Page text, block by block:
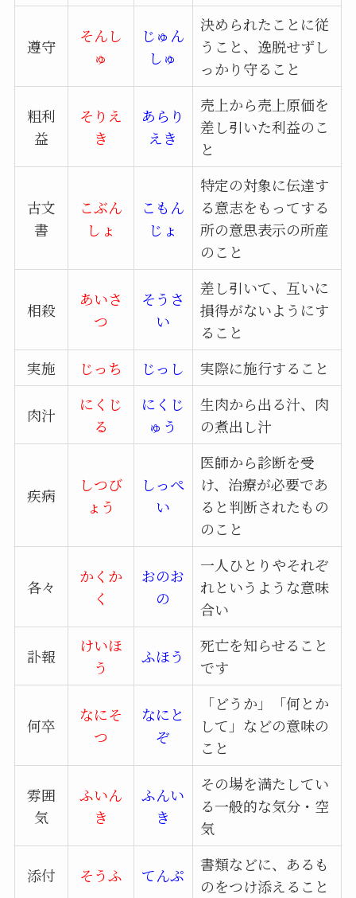
遵守
そんし
ゅ
じゅん
しゅ
決められたことに従
うこと、逸脱せずし
っかり守ること
粗利
益
そりえ
き
あらり
えき
売上から売上原価を
差し引いた利益のこ
と
古文
書
こぶん
しょ
こもん
じょ
特定の対象に伝達す
る意志をもってする
所の意思表示の所産
のこと
相殺
あいさ
つ
そうさ
い
差し引いて、互いに
損得がないようにす
ること
実施
じっち じっし 実際に施行すること
肉汁
にくじ
る
にくじ
ゅう
生肉から出る汁、肉
の煮出し汁
疾病
しつび
ょう
しっぺ
い
医師から診断を受
け、治療が必要であ
ると判断されたもの
のこと
各々
かくか
く
おのお
の
一人ひとりやそれぞ
れというような意味
合い
訃報
けいほ
う
ふほう
死亡を知らせること
です
何卒
なにそ
つ
なにと
ぞ
「どうか」「何とか
して」などの意味の
こと
雰囲
気
ふいん
き
ふんい
き
その場を満たしてい
る一般的な気分・空
気
添付 そうふ てんぷ
書類などに、あるも
のをつけ添えること